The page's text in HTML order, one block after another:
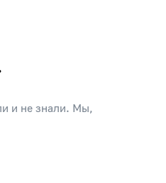
и не знали. Мы,